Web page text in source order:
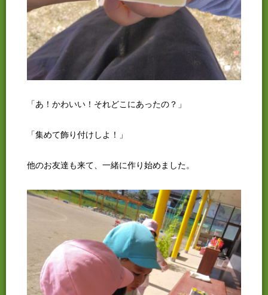
「あ！かわいい！それどこにあったの？」
「集めて飾り付けしよ！」
他のお友達も来て、一緒に作り始めました。